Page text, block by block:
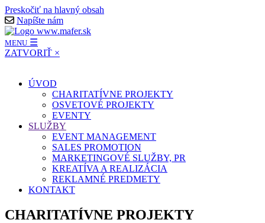
Preskočiť na hlavný obsah
Napíšte nám
MENU ☰
ZATVORIŤ ×
ÚVOD
CHARITATÍVNE PROJEKTY
OSVETOVÉ PROJEKTY
EVENTY
SLUŽBY
EVENT MANAGEMENT
SALES PROMOTION
MARKETINGOVÉ SLUŽBY, PR
KREATÍVA A REALIZÁCIA
REKLAMNÉ PREDMETY
KONTAKT
CHARITATÍVNE PROJEKTY